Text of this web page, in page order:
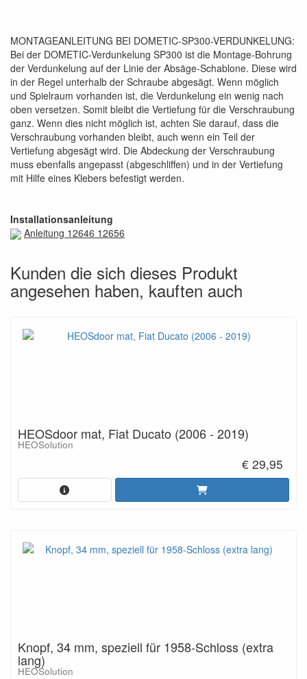
MONTAGEANLEITUNG BEI DOMETIC-SP300-VERDUNKELUNG:
Bei der DOMETIC-Verdunkelung SP300 ist die Montage-Bohrung
der Verdunkelung auf der Linie der Absäge-Schablone. Diese wird
in der Regel unterhalb der Schraube abgesägt. Wenn möglich
und Spielraum vorhanden ist, die Verdunkelung ein wenig nach
oben versetzen. Somit bleibt die Vertiefung für die Verschraubung
ganz. Wenn dies nicht möglich ist, achten Sie darauf, dass die
Verschraubung vorhanden bleibt, auch wenn ein Teil der
Vertiefung abgesägt wird. Die Abdeckung der Verschraubung
muss ebenfalls angepasst (abgeschliffen) und in der Vertiefung
mit Hilfe eines Klebers befestigt werden.
Installationsanleitung
Anleitung 12646 12656
Kunden die sich dieses Produkt
angesehen haben, kauften auch
HEOSdoor mat, Fiat Ducato (2006 - 2019)
HEOSolution
€ 29,95
Knopf, 34 mm, speziell für 1958-Schloss (extra
lang)
HEOSolution